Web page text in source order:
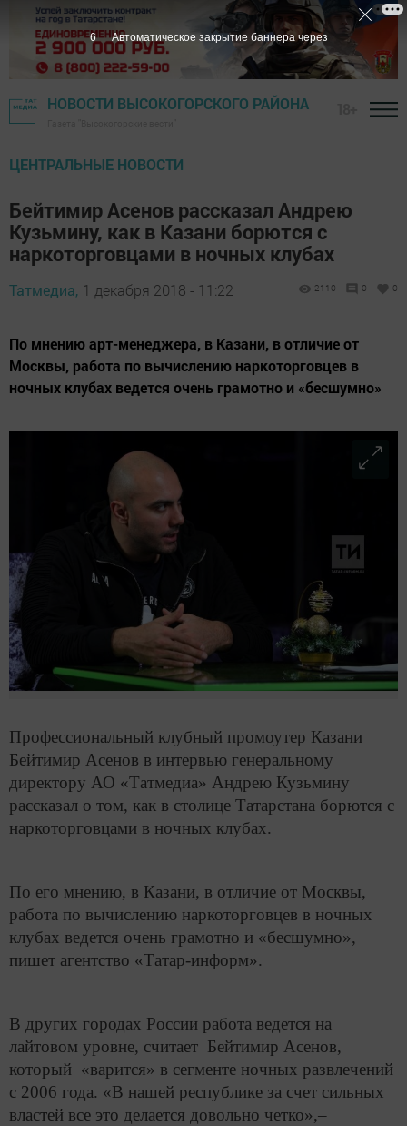
НОВОСТИ ВЫСОКОГОРСКОГО РАЙОНА
ЦЕНТРАЛЬНЫЕ НОВОСТИ
Бейтимир Асенов рассказал Андрею
Кузьмину, как в Казани борются с
наркоторговцами в ночных клубах
Татмедиа, 1 декабря 2018 - 11:22 2110 0 0
По мнению арт-менеджера, в Казани, в отличие от
Москвы, работа по вычислению наркоторговцев в
ночных клубах ведется очень грамотно и «бесшумно»
Профессиональный клубный промоутер Казани
Бейтимир Асенов в интервью генеральному
директору АО «Татмедиа» Андрею Кузьмину
рассказал о том, как в столице Татарстана борются с
наркоторговцами в ночных клубах.
По его мнению, в Казани, в отличие от Москвы,
работа по вычислению наркоторговцев в ночных
клубах ведется очень грамотно и «бесшумно»,
пишет агентство «Татар-информ».
В других городах России работа ведется на
лайтовом уровне, считает Бейтимир Асенов,
который «варится» в сегменте ночных развлечений
с 2006 года. «В нашей республике за счет сильных
властей все это делается довольно четко»,–
5 Автоматическое закрытие баннера через